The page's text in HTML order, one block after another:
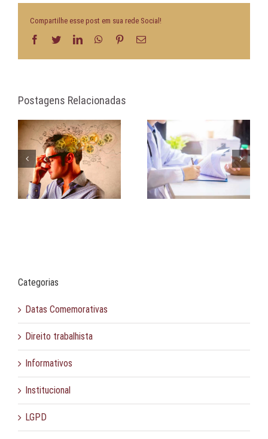
Compartilhe esse post em sua rede Social!
Facebook
TwitterLinkedInWhatsApp
Pinterest
E-
Postagens Relacionadas
Isenção de carência |
Doenças e afecções
Comunicação assertiva
na negociação
Categorias
Datas Comemorativas
Direito trabalhista
Informativos
Institucional
LGPD